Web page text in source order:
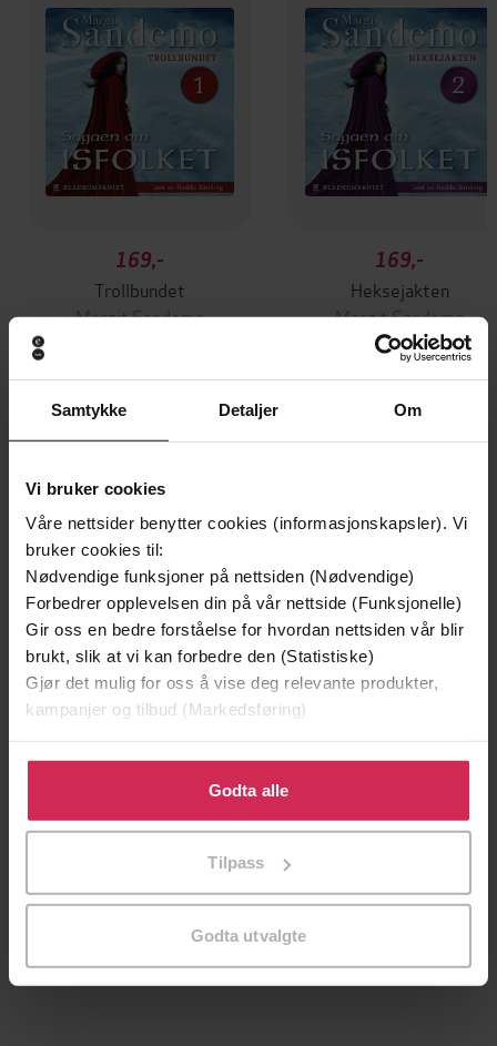
Samtykke Detaljer Om
Vi bruker cookies
Våre nettsider benytter cookies (informasjonskapsler). Vi
bruker cookies til:
Nødvendige funksjoner på nettsiden (Nødvendige)
Forbedrer opplevelsen din på vår nettside (Funksjonelle)
Gir oss en bedre forståelse for hvordan nettsiden vår blir
brukt, slik at vi kan forbedre den (Statistiske)
Gjør det mulig for oss å vise deg relevante produkter,
kampanjer og tilbud (Markedsføring)
Klikk på «Godta alle» for å gi oss ditt samtykke til å
bruke cookies for alle disse formålene. Du kan også
tilpasse ditt samtykke til spesifikke formål ved å klikke
Godta alle
Tilpass
Godta utvalgte
169,-
Trollbundet
Margit Sandemo
169,-
Heksejakten
Margit Sandemo
LYDBOK
Vinner av Rivertonprisen
Minnesota
Jo Nesbø
Første gang på tilbud
Døde sjeler synger ikke
Jussi Adler-Olsen